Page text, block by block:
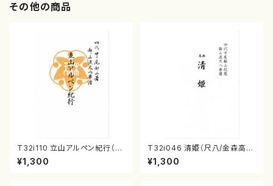
その他の商品
T32i110 立山アルペン紀行（尺
八/初代 石垣征山/尺八/都山式
譜）都山流公刊楽譜曲番:559
¥1,300
T32i046 清姫（尺八/金森高
山/楽譜）都山流公刊楽譜曲番：
45
¥1,300